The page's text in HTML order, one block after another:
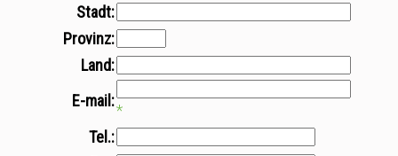
Stadt:
Provinz:
Land:
E-mail:
*
Tel.: